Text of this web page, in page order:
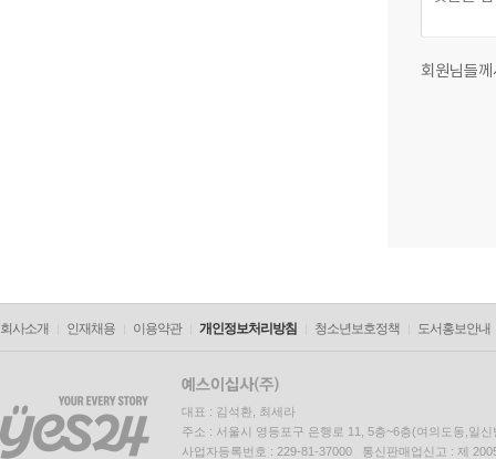
회원님들
회사소개 인재채용 이용약관 개인정보처리방침 청소년보호정책 도서홍보안내
대표 : 김석환, 최세라
주소 : 서울시 영등포구 은행로 11, 5층~6층(여의도동,일신
사업자등록번호 : 229-81-37000 통신판매업신고 : 제